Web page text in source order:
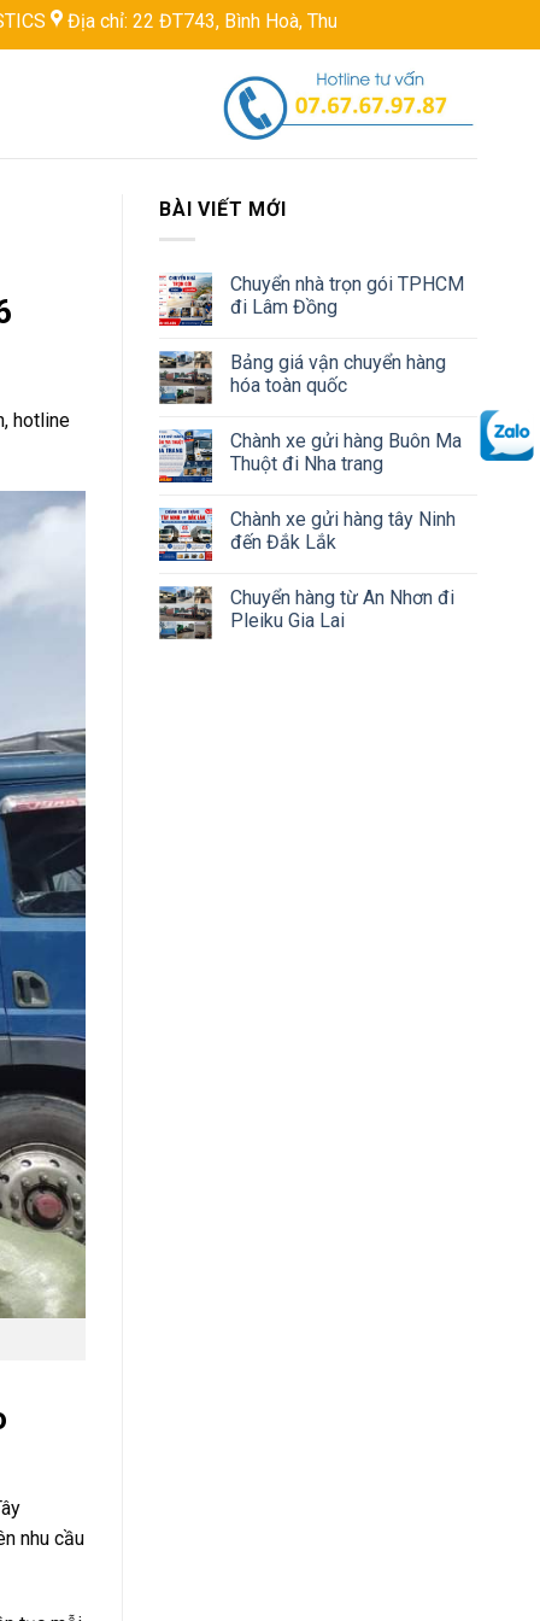
22 ĐT743, Bình Hoà, Thuận An, Bình Dương, Việt Nam
hotline
nhu cầu
BÀI VIẾT MỚI
Chuyển nhà trọn gói TPHCM
đi Lâm Đồng
Bảng giá vận chuyển hàng
hóa toàn quốc
Chành xe gửi hàng Buôn Ma
Thuột đi Nha trang
Chành xe gửi hàng tây Ninh
đến Đắk Lắk
Chuyển hàng từ An Nhơn đi
Pleiku Gia Lai